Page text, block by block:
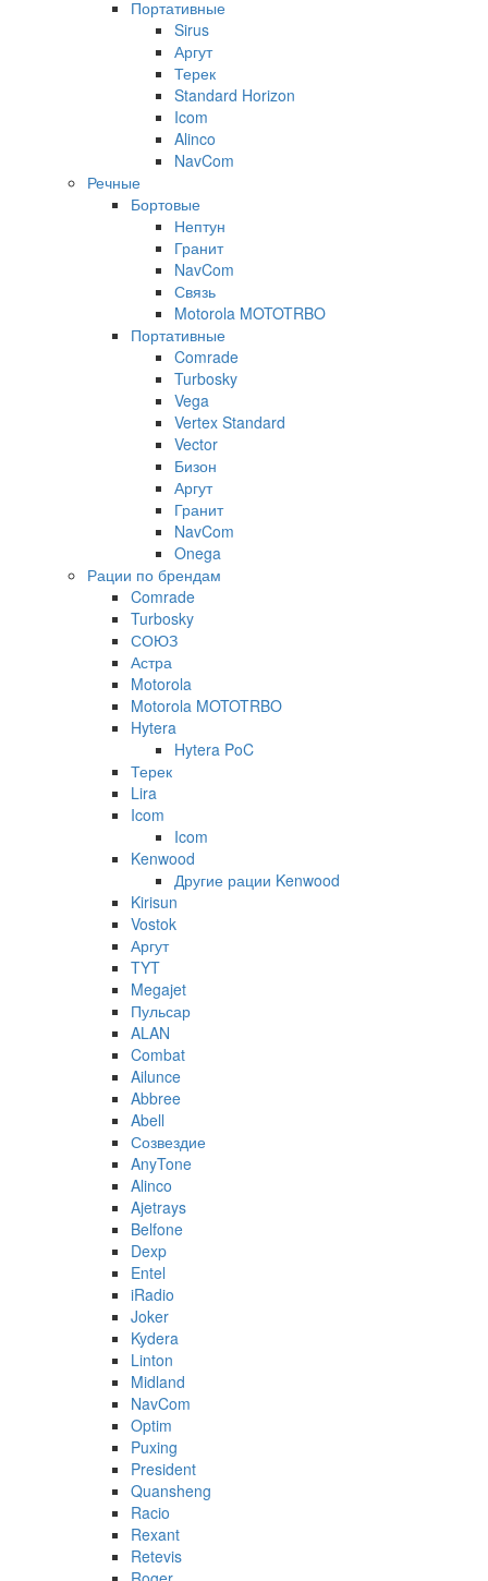
Портативные
Sirus
Аргут
Терек
Standard Horizon
Icom
Alinco
NavCom
Речные
Бортовые
Нептун
Гранит
NavCom
Связь
Motorola MOTOTRBO
Портативные
Comrade
Turbosky
Vega
Vertex Standard
Vector
Бизон
Аргут
Гранит
NavCom
Onega
Рации по брендам
Comrade
Turbosky
СОЮЗ
Астра
Motorola
Motorola MOTOTRBO
Hytera
Hytera PoC
Терек
Lira
Icom
Icom
Kenwood
Другие рации Kenwood
Kirisun
Vostok
Аргут
TYT
Megajet
Пульсар
ALAN
Combat
Ailunce
Abbree
Abell
Созвездие
AnyTone
Alinco
Ajetrays
Belfone
Dexp
Entel
iRadio
Joker
Kydera
Linton
Midland
NavCom
Optim
Puxing
President
Quansheng
Racio
Rexant
Retevis